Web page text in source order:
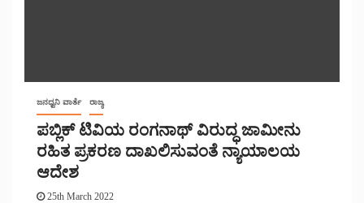
ಜನಧ್ವನಿ ವಾರ್ತೆ ರಾಜ್ಯ
ಪಬ್ಲಿಕ್ ಟಿವಿಯ ರಂಗನಾಥ್ ವಿರುದ್ಧ ಜಾಮೀನು
ರಹಿತ ಪ್ರಕರಣ ದಾಖಲಿಸುವಂತೆ ನ್ಯಾಯಾಲಯ
ಆದೇಶ
25th March 2022